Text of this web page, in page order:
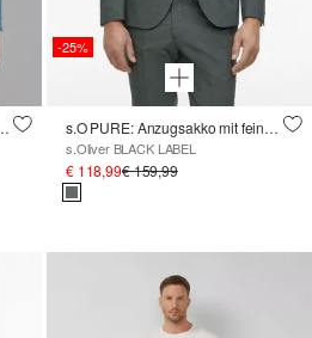
Stretch-Twill im Slim Fit
-25%
s.O PURE: Anzugsakko mit feiner Webstruktur
s.Oliver BLACK LABEL
€ 118,99€ 159,99